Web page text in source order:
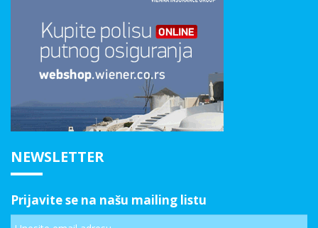
NEWSLETTER
Prijavite se na našu mailing listu